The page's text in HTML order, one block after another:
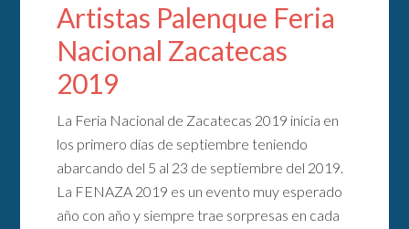
Artistas Palenque Feria
Nacional Zacatecas
2019
La Feria Nacional de Zacatecas 2019 inicia en
los primero días de septiembre teniendo
abarcando del 5 al 23 de septiembre del 2019.
La FENAZA 2019 es un evento muy esperado
año con año y siempre trae sorpresas en cada